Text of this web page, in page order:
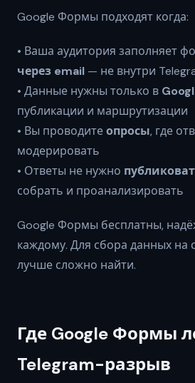
Google Формы подходят когда:
• Ваша аудитория заполняет
через email — не внутри
• Данные нужны только в
публикации и маршрутизации
• Вы проводитеопросы, где
модерировать
• Ответы не нужно
собрать и проанализировать
Google Формы бесплатны,
каждому. Для сбора данных на
лучше сложно найти.
Где Google Формы
Telegram-разрыв